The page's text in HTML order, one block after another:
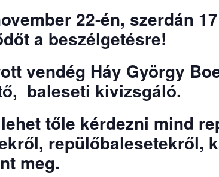
22-én, szerdán
a beszélgetésre!
vendég Háy György
baleseti kivizsgáló.
tőle kérdezni mind
repülőbalesetekről,
meg.